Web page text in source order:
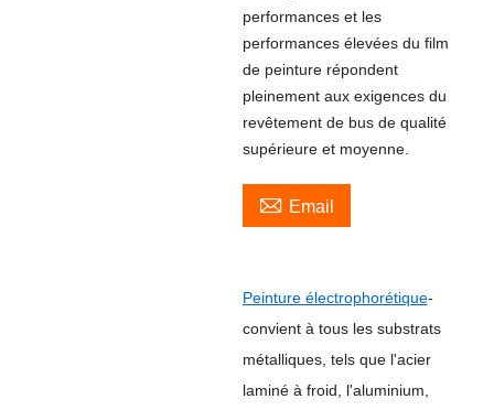
performances et les
performances élevées du film
de peinture répondent
pleinement aux exigences du
revêtement de bus de qualité
supérieure et moyenne.
 Email
Peinture électrophorétique-
convient à tous les substrats
métalliques, tels que l'acier
laminé à froid, l'aluminium,